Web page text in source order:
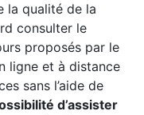
la qualité de la
consulter le
proposés par le
ligne et à distance
sans l’aide de
d’assister